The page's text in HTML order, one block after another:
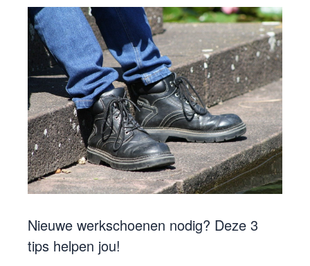
Nieuwe werkschoenen nodig? Deze 3
tips helpen jou!